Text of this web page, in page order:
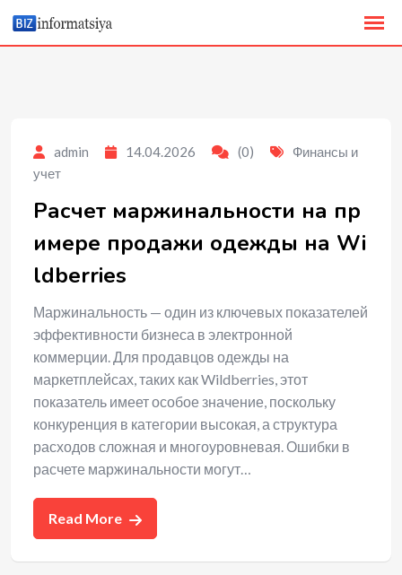
content
admin 14.04.2026 (0)
Финансы и
учет
Расчет маржинальности на пр
имере продажи одежды на Wi
ldberries
Маржинальность — один из ключевых показателей
эффективности бизнеса в электронной
коммерции. Для продавцов одежды на
маркетплейсах, таких как Wildberries, этот
показатель имеет особое значение, поскольку
конкуренция в категории высокая, а структура
расходов сложная и многоуровневая. Ошибки в
расчете маржинальности могут…
Read More